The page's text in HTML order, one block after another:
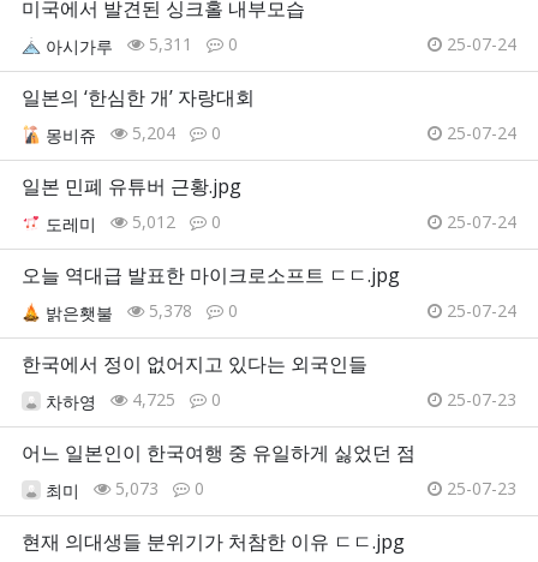
미국에서 발견된 싱크홀 내부모습
아시가루 5,311 0 25-07-24
일본의 ‘한심한 개’ 자랑대회
몽비쥬 5,204 0 25-07-24
일본 민폐 유튜버 근황.jpg
도레미 5,012 0 25-07-24
오늘 역대급 발표한 마이크로소프트 ㄷㄷ.jpg
밝은횃불 5,378 0 25-07-24
한국에서 정이 없어지고 있다는 외국인들
차하영 4,725 0 25-07-23
어느 일본인이 한국여행 중 유일하게 싫었던 점
최미 5,073 0 25-07-23
현재 의대생들 분위기가 처참한 이유 ㄷㄷ.jpg